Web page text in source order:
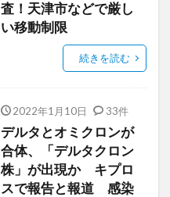
査！天津市などで厳し
い移動制限
続きを読む
2022年1月10日 33件
デルタとオミクロンが
合体、「デルタクロン
株」が出現か キプロ
スで報告と報道 感染